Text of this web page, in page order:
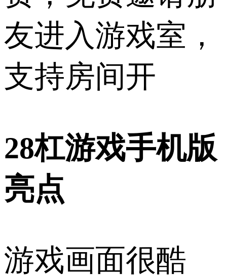
友进入游戏室，
支持房间开
28杠游戏手机版
亮点
游戏画面很酷